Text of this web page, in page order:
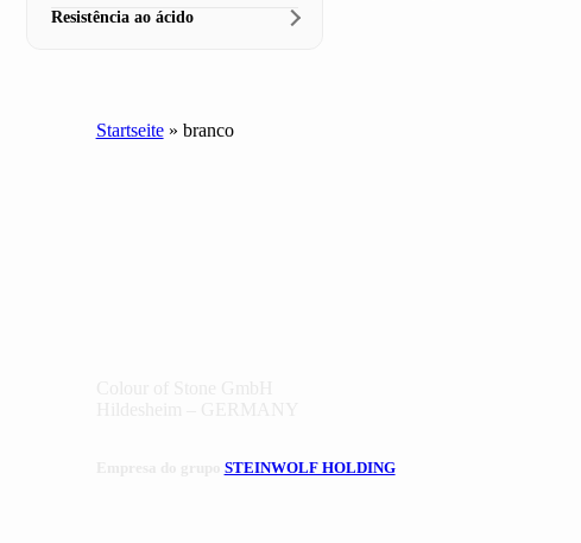
Resistência ao ácido
Startseite » branco
STEINWOLF HOLDING